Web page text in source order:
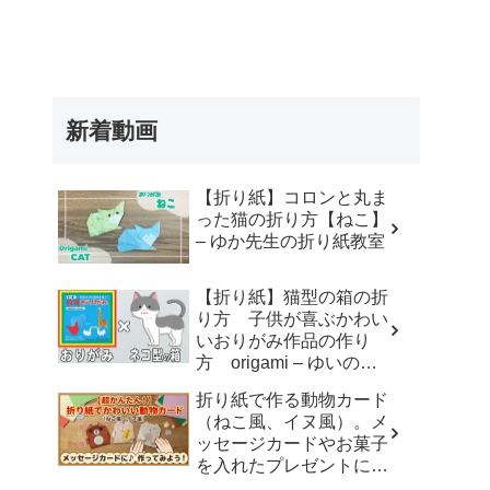
新着動画
【折り紙】コロンと丸ま
った猫の折り方【ねこ】
– ゆか先生の折り紙教室
【折り紙】猫型の箱の折
り方 子供が喜ぶかわい
いおりがみ作品の作り
方 origami – ゆいのお
折り紙で作る動物カード
（ねこ風、イヌ風）。メ
ッセージカードやお菓子
を入れたプレゼントに。